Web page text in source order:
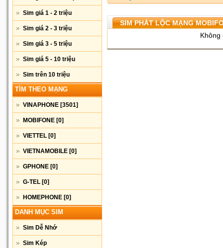
Sim giá 1 - 2 triệu
Sim giá 2 - 3 triệu
Sim giá 3 - 5 triệu
Sim giá 5 - 10 triệu
Sim trên 10 triệu
TÌM THEO MẠNG
VINAPHONE [3501]
MOBIFONE [0]
VIETTEL [0]
VIETNAMOBILE [0]
GPHONE [0]
G-TEL [0]
HOMEPHONE [0]
DANH MỤC SIM
Sim Dễ Nhớ
Sim Kép
SIM PHÁT LỘC MẠNG
Không